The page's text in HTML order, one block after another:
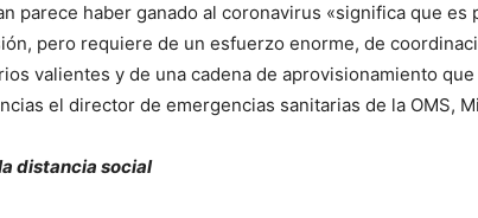
parece haber ganado al coronavirus «significa que es
pero requiere de un esfuerzo enorme, de
valientes y de una cadena de aprovisionamiento
el director de emergencias sanitarias de la OMS,
distancia social